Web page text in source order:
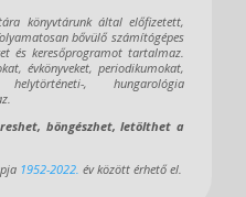
könyvtárunk által előfizetett,
bővülő számítógépes
és keresőprogramot tartalmaz.
évkönyveket, periodikumokat,
, hungarológia
böngészhet, letölthet a
1952-2022. év között érhető el.